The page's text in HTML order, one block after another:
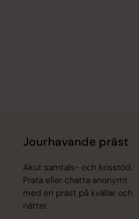
Jourhavande präst
Akut samtals- och krisstöd.
Prata eller chatta anonymt
med en präst på kvällar och
nätter.